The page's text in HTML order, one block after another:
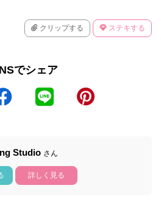
クリップする ステキする
でシェア
Studio さん
詳しく見る